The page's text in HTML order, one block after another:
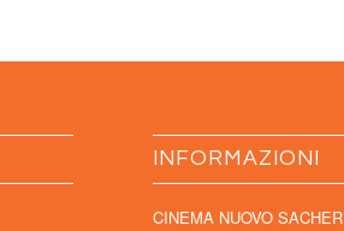
INFORMAZIONI
CINEMA NUOVO SACHER